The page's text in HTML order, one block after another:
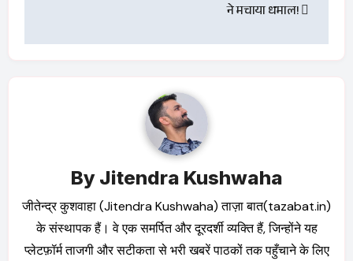
ने मचाया धमाल!
By Jitendra Kushwaha
जीतेन्द्र कुशवाहा (Jitendra Kushwaha) ताज़ा बात(tazabat.in)
के संस्थापक हैं। वे एक समर्पित और दूरदर्शी व्यक्ति हैं, जिन्होंने यह
प्लेटफ़ॉर्म ताजगी और सटीकता से भरी खबरें पाठकों तक पहुँचाने के लिए